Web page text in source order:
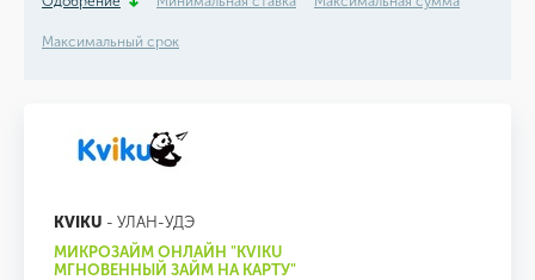
Максимальный срок
KVIKU - УЛАН-УДЭ
МИКРОЗАЙМ ОНЛАЙН "KVIKU
МГНОВЕННЫЙ ЗАЙМ НА КАРТУ"